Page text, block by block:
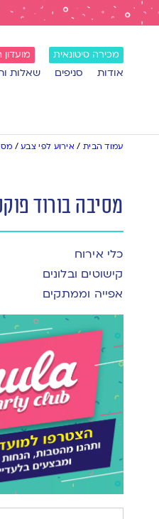
מכירה סיטונאית
אודות סניפים שאלות
עמוד הבית / אירוע לפי צבע/
מסיבה בורוד
כלי אירוח
קישוטים ובלונים
אפייה וממתקים